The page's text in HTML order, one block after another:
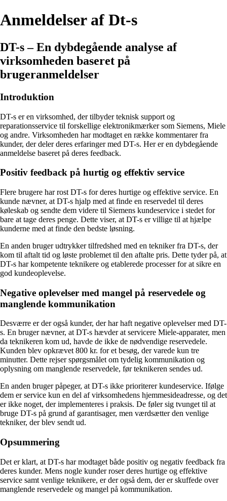
Anmeldelser af Dt-s
DT-s – En dybdegående analyse af
virksomheden baseret på
brugeranmeldelser
Introduktion
DT-s er en virksomhed, der tilbyder teknisk support og
reparationsservice til forskellige elektronikmærker som Siemens, Miele
og andre. Virksomheden har modtaget en række kommentarer fra
kunder, der deler deres erfaringer med DT-s. Her er en dybdegående
anmeldelse baseret på deres feedback.
Positiv feedback på hurtig og effektiv service
Flere brugere har rost DT-s for deres hurtige og effektive service. En
kunde nævner, at DT-s hjalp med at finde en reservedel til deres
køleskab og sendte dem videre til Siemens kundeservice i stedet for
bare at tage deres penge. Dette viser, at DT-s er villige til at hjælpe
kunderne med at finde den bedste løsning.
En anden bruger udtrykker tilfredshed med en tekniker fra DT-s, der
kom til aftalt tid og løste problemet til den aftalte pris. Dette tyder på, at
DT-s har kompetente teknikere og etablerede processer for at sikre en
god kundeoplevelse.
Negative oplevelser med mangel på reservedele og
manglende kommunikation
Desværre er der også kunder, der har haft negative oplevelser med DT-
s. En bruger nævner, at DT-s hævder at servicere Miele-apparater, men
da teknikeren kom ud, havde de ikke de nødvendige reservedele.
Kunden blev opkrævet 800 kr. for et besøg, der varede kun tre
minutter. Dette rejser spørgsmålet om tydelig kommunikation og
oplysning om manglende reservedele, før teknikeren sendes ud.
En anden bruger påpeger, at DT-s ikke prioriterer kundeservice. Ifølge
dem er service kun en del af virksomhedens hjemmesideadresse, og det
er ikke noget, der implementeres i praksis. De føler sig tvunget til at
bruge DT-s på grund af garantisager, men værdsætter den venlige
tekniker, der blev sendt ud.
Opsummering
Det er klart, at DT-s har modtaget både positiv og negativ feedback fra
deres kunder. Mens nogle kunder roser deres hurtige og effektive
service samt venlige teknikere, er der også dem, der er skuffede over
manglende reservedele og mangel på kommunikation.